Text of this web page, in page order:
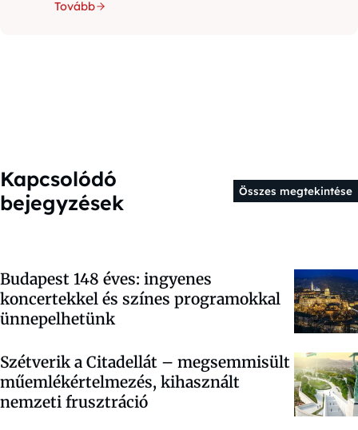
Tovább
Kapcsolódó
bejegyzések
Összes megtekintése
Budapest 148 éves: ingyenes
koncertekkel és színes programokkal
ünnepelhetünk
Szétverik a Citadellát – megsemmisült
műemlékértelmezés, kihasznált
nemzeti frusztráció